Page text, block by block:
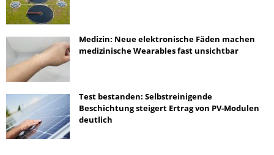
Medizin: Neue elektronische Fäden machen
medizinische Wearables fast unsichtbar
Test bestanden: Selbstreinigende
Beschichtung steigert Ertrag von PV-Modulen
deutlich